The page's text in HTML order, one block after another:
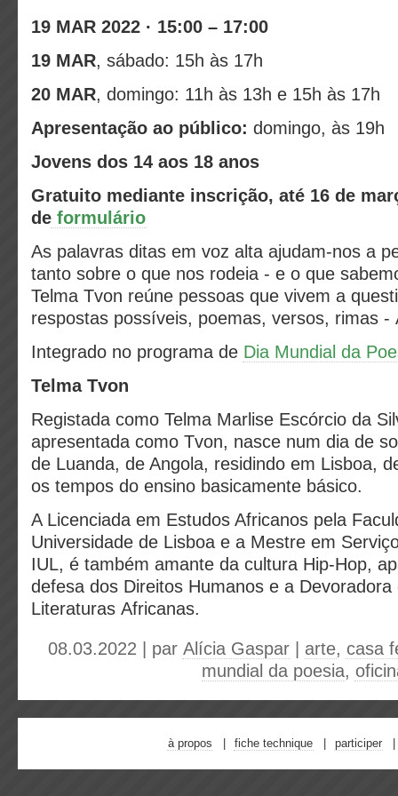
19 MAR 2022 · 15:00 – 17:00
19 MAR, sábado: 15h às 17h
20 MAR, domingo: 11h às 13h e 15h às 17h
Apresentação ao público: domingo, às 19h
Jovens dos 14 aos 18 anos
Gratuito mediante inscrição, até 16 de
de formulário
As palavras ditas em voz alta ajudam-nos a
tanto sobre o que nos rodeia - e o que
Telma Tvon reúne pessoas que vivem a
respostas possíveis, poemas, versos, rimas -
Integrado no programa de Dia Mundial da
Telma Tvon
Registada como Telma Marlise Escórcio da
apresentada como Tvon, nasce num dia de
de Luanda, de Angola, residindo em Lisboa,
os tempos do ensino basicamente básico.
A Licenciada em Estudos Africanos pela
Universidade de Lisboa e a Mestre em
IUL, é também amante da cultura Hip-Hop,
defesa dos Direitos Humanos e a Devoradora
Literaturas Africanas.
08.03.2022 | par Alícia Gaspar arte, casa
mundial da poesia,
à propos fiche technique participer